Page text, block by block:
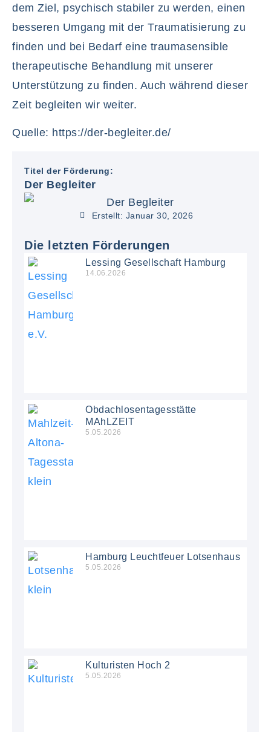
dem Ziel, psychisch stabiler zu werden, einen
besseren Umgang mit der Traumatisierung zu
finden und bei Bedarf eine traumasensible
therapeutische Behandlung mit unserer
Unterstützung zu finden. Auch während dieser
Zeit begleiten wir weiter.
Quelle: https://der-begleiter.de/
Titel der Förderung:
Der Begleiter
Erstellt: Januar 30, 2026
Die letzten Förderungen
Lessing Gesellschaft Hamburg
14.06.2026
Obdachlosentagesstätte
MAhLZEIT
5.05.2026
Hamburg Leuchtfeuer Lotsenhaus
5.05.2026
Kulturisten Hoch 2
5.05.2026